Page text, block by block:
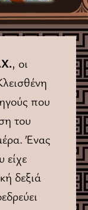
, οι
που
του
Ένας
είχε
δεξιά